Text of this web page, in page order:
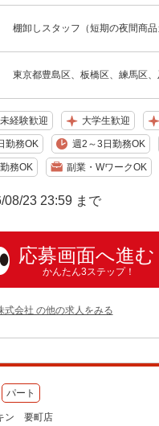
棚卸しスタッフ（短期の夜間商品
東京都豊島区、板橋区、練馬区
未経験歓迎 大学生歓迎
勤務OK 週2～3日勤務OK
務OK 副業・WワークOK
08/23 23:59 まで
応募画面へ進む
かんたん3ステップ！
式会社 の他の求人をみる
パート
ン 要町店